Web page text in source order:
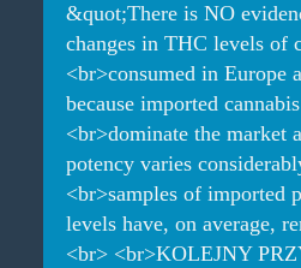
&quot;There is NO
changes in THC levels of
<br>consumed in Europe
because imported
<br>dominate the market
potency varies
<br>samples of imported
levels have, on average,
<br> <br>KOLEJNY